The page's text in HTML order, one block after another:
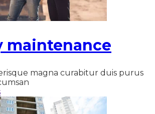
maintenance
magna curabitur duis purus